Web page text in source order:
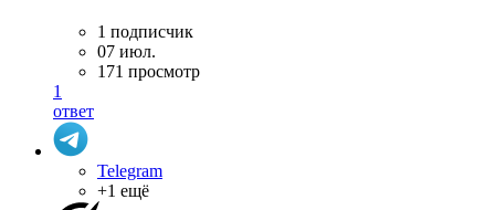
1 подписчик
07 июл.
171 просмотр
1
ответ
Telegram
+1 ещё